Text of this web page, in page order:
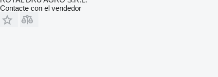
Contacte con el vendedor